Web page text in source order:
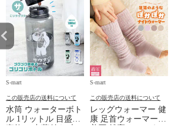
S-mart
この販売店の送料について
水筒 ウォーターボト
ル 1リットル 目盛り
S-mart
この販売店の送料について
レッグウォーマー 健
康 足首ウォーマー